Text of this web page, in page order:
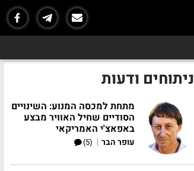
ניתוחים ודעות
מתחת למכסה המנוע: השינויים
הסודיים שחיל האוויר מבצע
באפאצ'י האמריקאי
עופר הבר |
(5)